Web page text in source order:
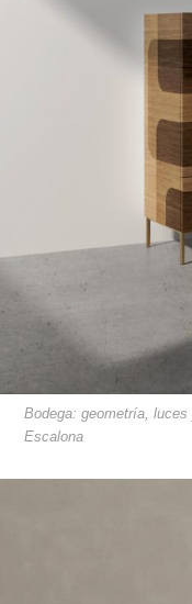
Bodega: geometría,
Escalona